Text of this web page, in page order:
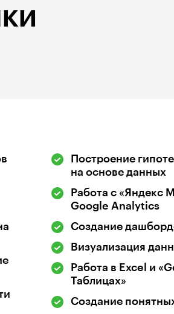
Построение
на основе данных
Работа с «Яндекс
Google Analytics
Создание
Визуализация
Работа в Excel и
Таблицах»
Создание